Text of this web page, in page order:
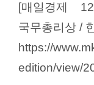
[매일경제
국무총리상 /
https://
edition/view/